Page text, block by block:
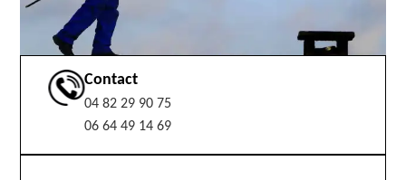
Contact
04 82 29 90 75
06 64 49 14 69